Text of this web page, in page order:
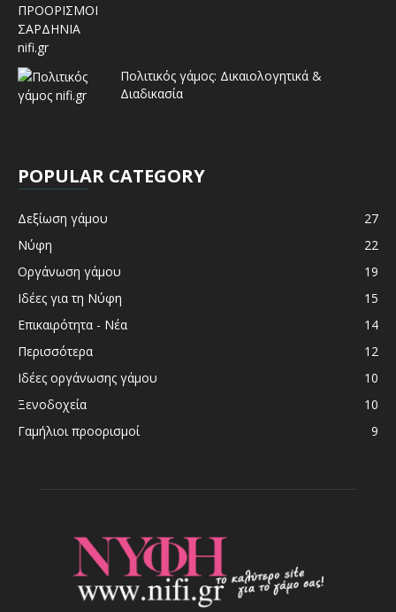
Πολιτικός γάμος: Δικαιολογητικά &
Διαδικασία
POPULAR CATEGORY
Δεξίωση γάμου
27
Νύφη
22
Οργάνωση γάμου
19
Ιδέες για τη Νύφη
15
Επικαιρότητα - Νέα
14
Περισσότερα
12
Ιδέες οργάνωσης γάμου
10
Ξενοδοχεία
10
Γαμήλιοι προορισμοί
9